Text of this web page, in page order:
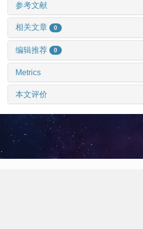
参考文献
相关文章 0
编辑推荐 0
Metrics
本文评价